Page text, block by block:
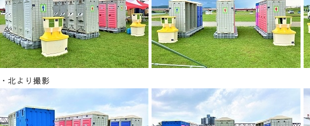
・北より撮影